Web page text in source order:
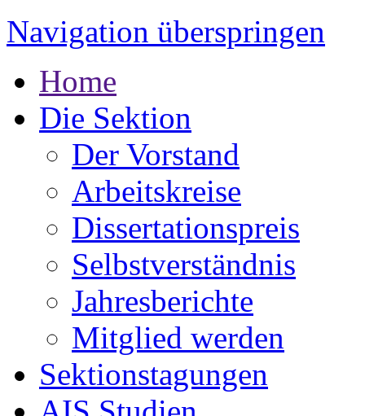
Navigation überspringen
Home
Die Sektion
Der Vorstand
Arbeitskreise
Dissertationspreis
Selbstverständnis
Jahresberichte
Mitglied werden
Sektionstagungen